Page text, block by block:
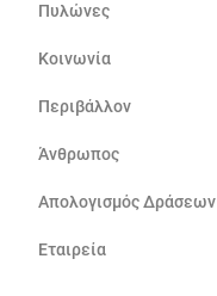
Πυλώνες
Κοινωνία
Περιβάλλον
Άνθρωπος
Απολογισμός Δράσεων
Εταιρεία